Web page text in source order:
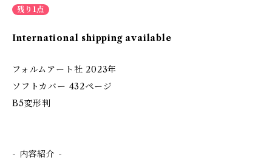
残り1点
International shipping available
フォルムアート社 2023年
ソフトカバー 432ページ
B5変形判
- 内容紹介 -